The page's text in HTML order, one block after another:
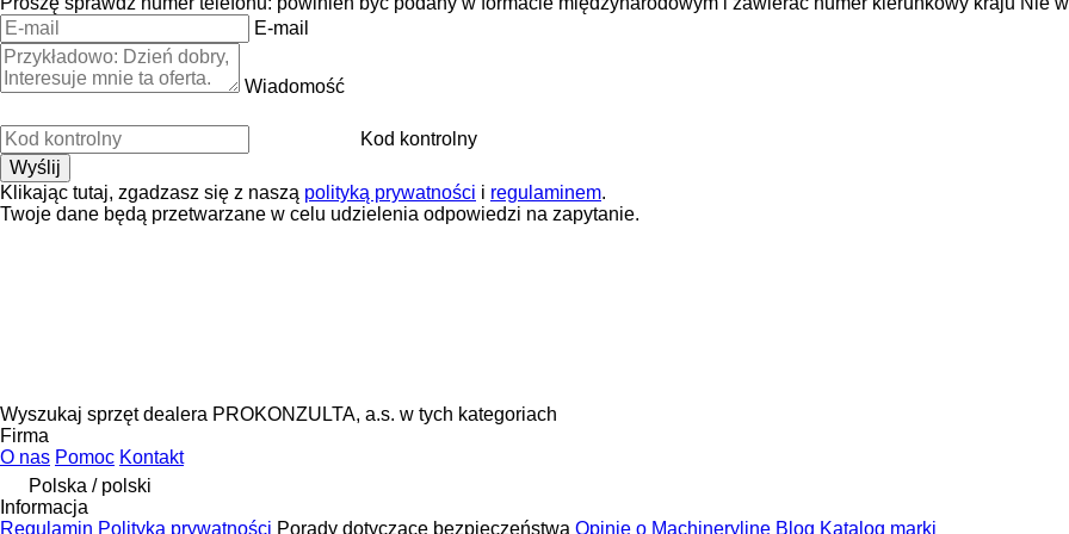
E-mail
Wiadomość
Kod kontrolny
Klikając tutaj, zgadzasz się z naszą polityką prywatności i regulaminem.
Twoje dane będą przetwarzane w celu udzielenia odpowiedzi na zapytanie.
Wyszukaj sprzęt dealera PROKONZULTA, a.s. w tych kategoriach
Firma
O nas Pomoc Kontakt
Polska / polski
Informacja
Regulamin Polityka prywatności Porady dotyczące bezpieczeństwa Opinie o Machineryline Blog Katalog marki